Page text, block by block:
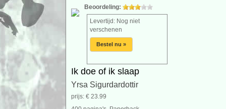
Beoordeling:
Levertijd: Nog niet
verschenen
Bestel nu »
Ik doe of ik slaap
Yrsa Sigurdardottir
prijs: € 23.99